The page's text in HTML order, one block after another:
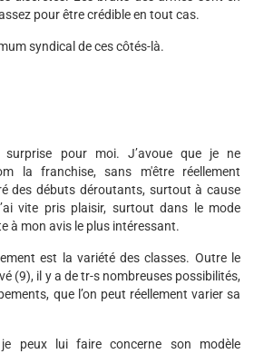
pour être crédible en tout cas.
syndical de ces côtés-là.
pour moi. J’avoue que je ne
la franchise, sans m'être réellement
des débuts déroutants, surtout à cause
vite pris plaisir, surtout dans le mode
à mon avis le plus intéressant.
est la variété des classes. Outre le
(9), il y a de tr-s nombreuses possibilités,
que l’on peut réellement varier sa
peux lui faire concerne son modèle